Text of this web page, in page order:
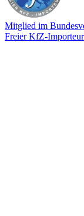
Mitglied im
Freier KfZ-